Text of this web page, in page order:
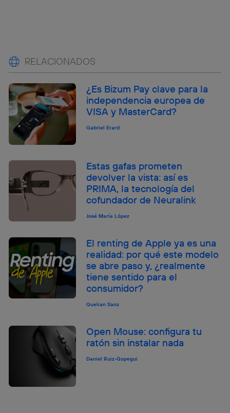
RELACIONADOS
¿Es Bizum Pay clave para la
independencia europea de
VISA y MasterCard?
Gabriel Erard
Estas gafas prometen
devolver la vista: así es
PRIMA, la tecnología del
cofundador de Neuralink
José María López
El renting de Apple ya es una
realidad: por qué este modelo
se abre paso y, ¿realmente
tiene sentido para el
consumidor?
Quelian Sanz
Open Mouse: configura tu
ratón sin instalar nada
Daniel Ruiz-Gopegui